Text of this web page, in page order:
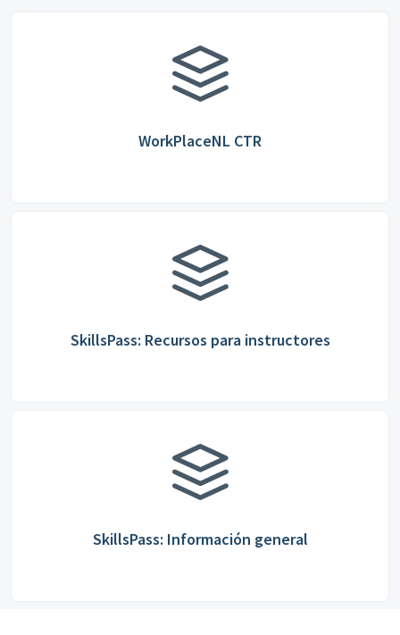
WorkPlaceNL CTR
SkillsPass: Recursos para instructores
SkillsPass: Información general